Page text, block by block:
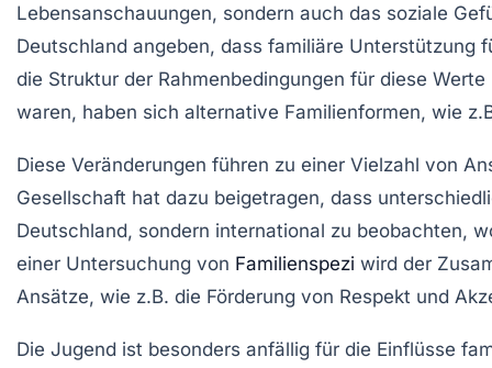
Lebensanschauungen, sondern auch das soziale
Deutschland angeben, dass familiäre Unterstützung
die Struktur der Rahmenbedingungen für diese
waren, haben sich alternative Familienformen, wie
Diese Veränderungen führen zu einer Vielzahl von
Gesellschaft hat dazu beigetragen, dass
Deutschland, sondern international zu beobachten,
einer Untersuchung von Familienspezi wird der
Ansätze, wie z.B. die Förderung von Respekt und
Die Jugend ist besonders anfällig für die Einflüsse